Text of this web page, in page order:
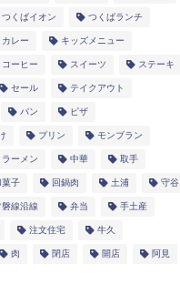
つくばイオン つくばランチ
カレー キッズメニュー
コーヒー スイーツ ステーキ
セール テイクアウト
パン ピザ
プリン モンブラン
ラーメン 中華 取手
菓子 回鍋肉 土浦 守谷
磐線沿線 弁当 手土産
注文住宅 牛久
肉 閉店 開店 阿見